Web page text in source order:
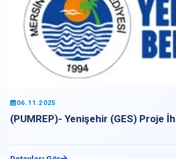
06.11.2025
(PUMREP)- Yenişehir (GES) Proje